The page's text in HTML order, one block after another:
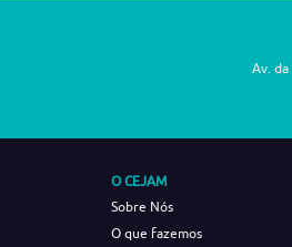
Av.
O CEJAM
Sobre Nós
O que fazemos